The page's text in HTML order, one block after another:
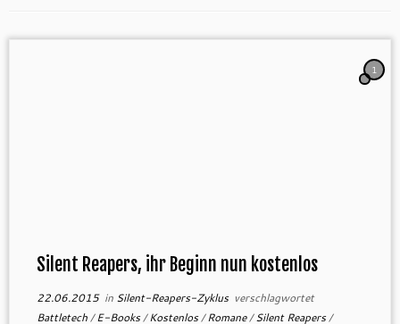
1
Silent Reapers, ihr Beginn nun kostenlos
22.06.2015in Silent-Reapers-Zyklus verschlagwortet
Battletech/E-Books/Kostenlos/Romane/Silent Reapers/